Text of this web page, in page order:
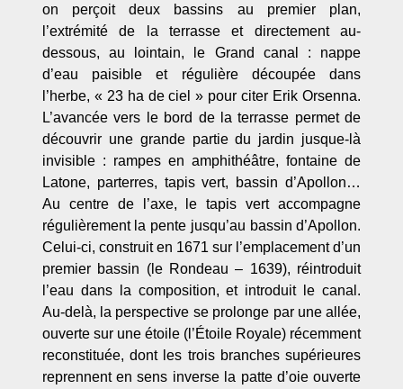
on perçoit deux bassins au premier plan,
l’extrémité de la terrasse et directement au-
dessous, au lointain, le Grand canal : nappe
d’eau paisible et régulière découpée dans
l’herbe, « 23 ha de ciel » pour citer Erik Orsenna.
L’avancée vers le bord de la terrasse permet de
découvrir une grande partie du jardin jusque-là
invisible : rampes en amphithéâtre, fontaine de
Latone, parterres, tapis vert, bassin d’Apollon…
Au centre de l’axe, le tapis vert accompagne
régulièrement la pente jusqu’au bassin d’Apollon.
Celui-ci, construit en 1671 sur l’emplacement d’un
premier bassin (le Rondeau – 1639), réintroduit
l’eau dans la composition, et introduit le canal.
Au-delà, la perspective se prolonge par une allée,
ouverte sur une étoile (l’Étoile Royale) récemment
reconstituée, dont les trois branches supérieures
reprennent en sens inverse la patte d’oie ouverte